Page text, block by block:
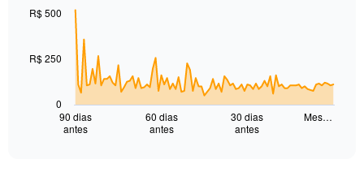
91
The
90 dias
antes
60 dias
antes
30 dias
antes
Mes…
0
R$ 250
R$ 500